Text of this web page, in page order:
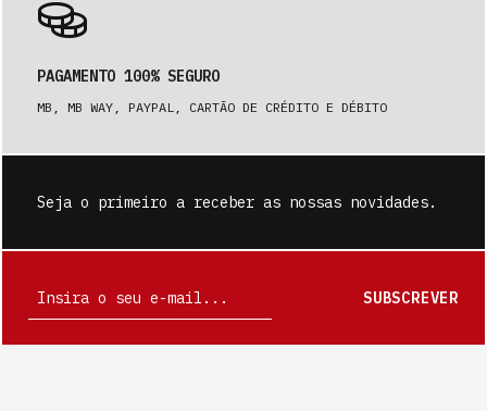
PAGAMENTO 100% SEGURO
MB, MB WAY, PAYPAL, CARTÃO DE CRÉDITO E DÉBITO
Seja o primeiro a receber as nossas novidades.
SUBSCREVER